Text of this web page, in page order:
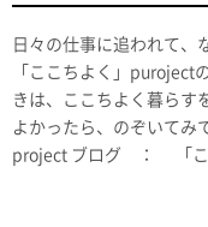
日々の仕事に追われて、
「ここちよく」puroject
きは、ここちよく暮らす
よかったら、のぞいてみ
project ブログ ： 「こ